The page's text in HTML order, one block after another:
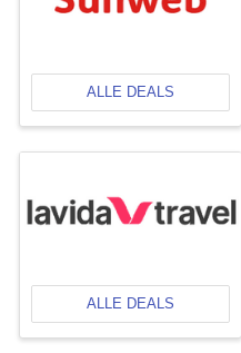
ALLE DEALS
ALLE DEALS